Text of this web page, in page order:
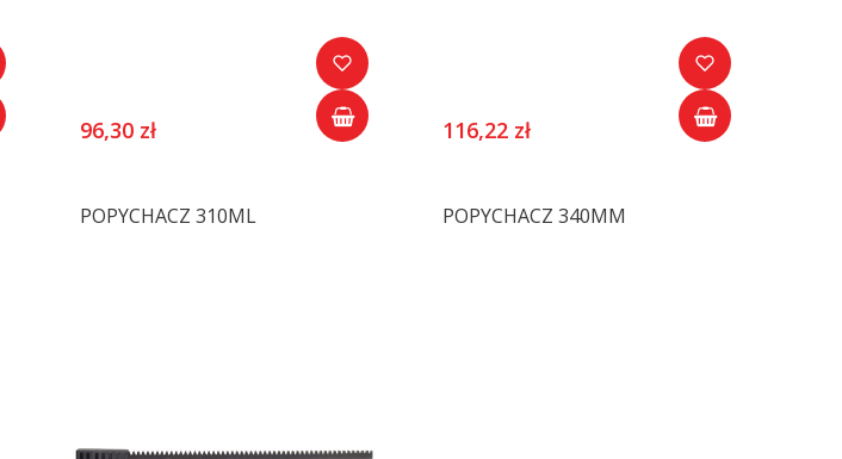
96,30 zł 116,22 zł
POPYCHACZ 310ML POPYCHACZ 340MM